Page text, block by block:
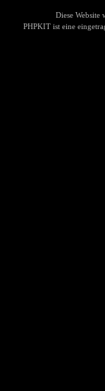
Diese Website
PHPKIT ist eine